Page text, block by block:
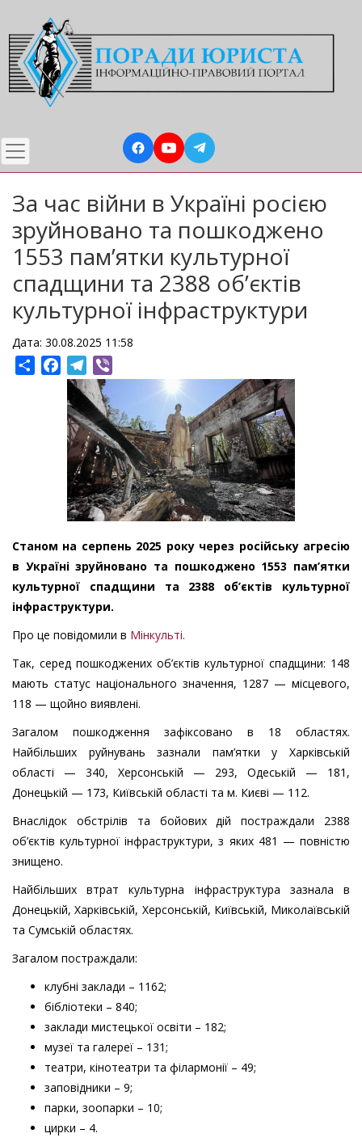
до
основного
вмісту
За час війни в Україні росією
зруйновано та пошкоджено
1553 пам’ятки культурної
спадщини та 2388 об’єктів
культурної інфраструктури
Дата: 30.08.2025 11:58
ShareFacebookTelegram
Станом на серпень 2025 року через російську агресію
в Україні зруйновано та пошкоджено 1553 пам’ятки
культурної спадщини та 2388 об’єктів культурної
інфраструктури.
Про це повідомили в Мінкульті.
Так, серед пошкоджених об’єктів культурної спадщини: 148
мають статус національного значення, 1287 — місцевого,
118 — щойно виявлені.
Загалом пошкодження зафіксовано в 18 областях.
Найбільших руйнувань зазнали пам’ятки у Харківській
області — 340, Херсонській — 293, Одеській — 181,
Донецькій — 173, Київській області та м. Києві — 112.
Внаслідок обстрілів та бойових дій постраждали 2388
об’єктів культурної інфраструктури, з яких 481 — повністю
знищено.
Найбільших втрат культурна інфраструктура зазнала в
Донецькій, Харківській, Херсонській, Київській, Миколаївській
та Сумській областях.
Загалом постраждали:
клубні заклади – 1162;
бібліотеки – 840;
заклади мистецької освіти – 182;
музеї та галереї – 131;
театри, кінотеатри та філармонії – 49;
заповідники – 9;
парки, зоопарки – 10;
цирки – 4.